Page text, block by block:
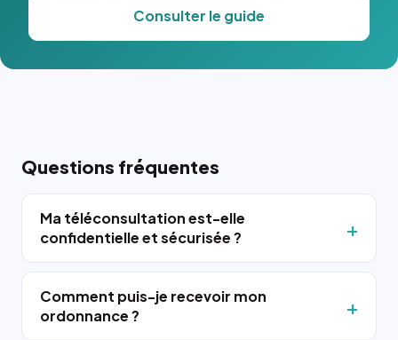
Consulter le guide
Questions fréquentes
Ma téléconsultation est-elle
confidentielle et sécurisée ?
Comment puis-je recevoir mon
ordonnance ?